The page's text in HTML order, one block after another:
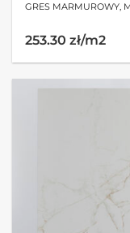
GRES MARMUROWY,
253.30 zł/m2